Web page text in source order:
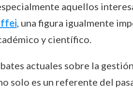
aquellos
, una figura igualmente
y científico.
actuales sobre la
solo es un referente del